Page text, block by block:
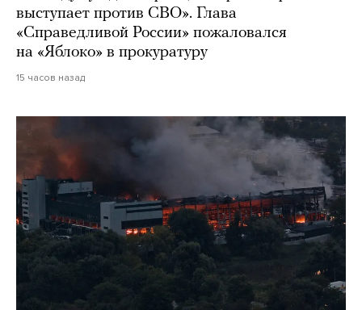
выступает против СВО». Глава
«Справедливой России» пожаловался
на «Яблоко» в прокуратуру
15 часов назад